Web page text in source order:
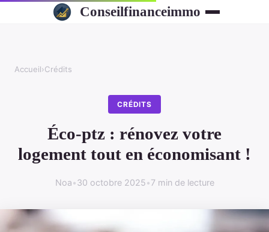
Conseilfinanceimmo
Accueil›Crédits
CRÉDITS
Éco-ptz : rénovez votre
logement tout en économisant !
Noa•30 octobre 2025•7 min de lecture